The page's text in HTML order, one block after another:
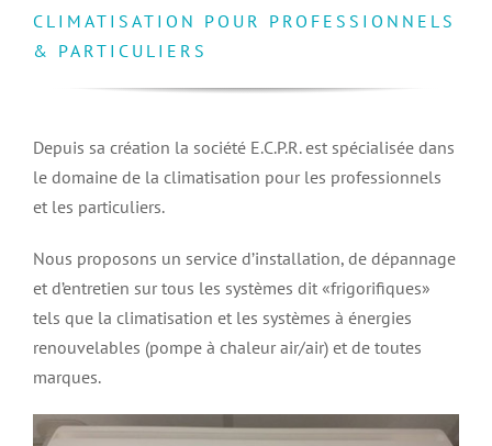
Contactez-nous
CLIMATISATION POUR PROFESSIONNELS
& PARTICULIERS
Depuis sa création la société E.C.P.R. est spécialisée dans
le domaine de la climatisation pour les professionnels
et les particuliers.
Nous proposons un service d’installation, de dépannage
et d’entretien sur tous les systèmes dit «frigorifiques»
tels que la climatisation et les systèmes à énergies
renouvelables (pompe à chaleur air/air) et de toutes
marques.